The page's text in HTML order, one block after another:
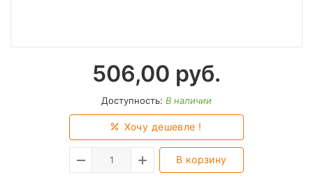
506,00 руб.
Доступность: В наличии
Хочу дешевле !
В корзину